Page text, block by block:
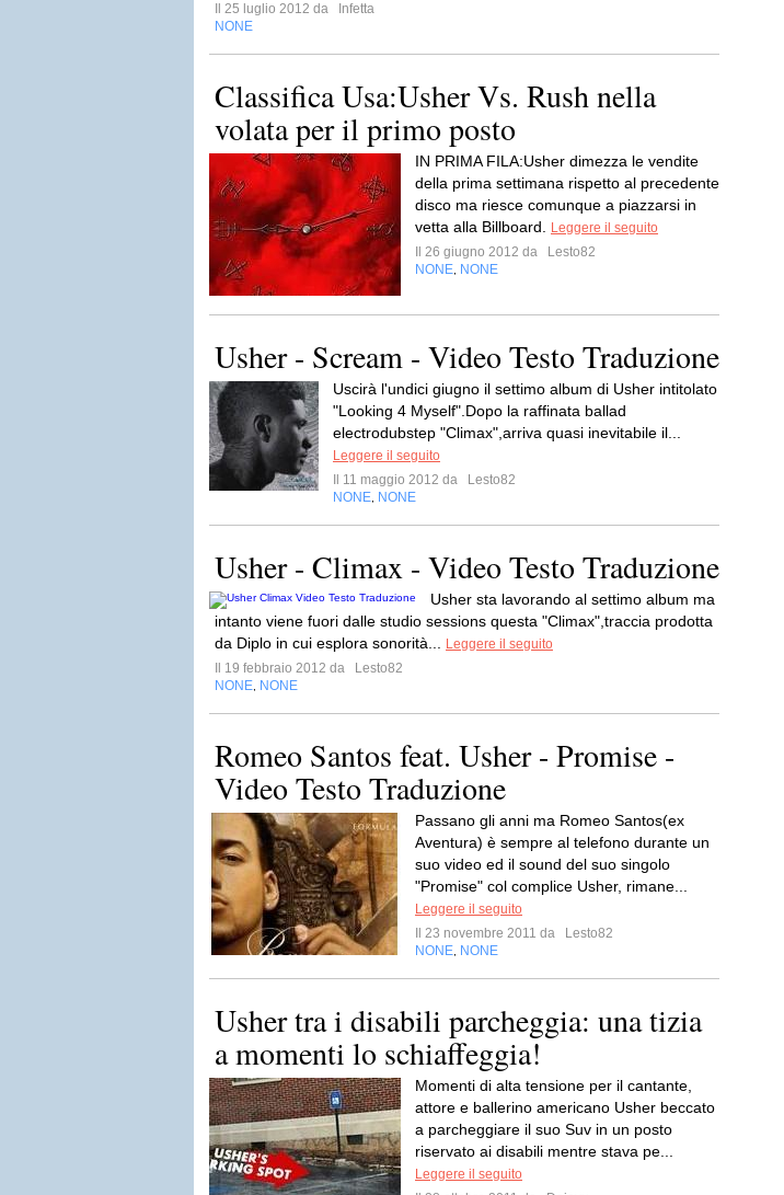
Il 25 luglio 2012 da
Infetta
NONE
Classifica Usa:Usher Vs. Rush nella
volata per il primo posto
IN PRIMA FILA:Usher dimezza le vendite
della prima settimana rispetto al precedente
disco ma riesce comunque a piazzarsi in
vetta alla Billboard.
Leggere il seguito
Il 26 giugno 2012 da
Lesto82
NONE NONE
Usher - Scream - Video Testo Traduzione
Uscirà l'undici giugno il settimo album di Usher intitolato
"Looking 4 Myself".Dopo la raffinata ballad
electrodubstep "Climax",arriva quasi inevitabile il...
Leggere il seguito
Il 11 maggio 2012 da
Lesto82
NONE NONE
Usher - Climax - Video Testo Traduzione
Usher sta lavorando al settimo album ma
intanto viene fuori dalle studio sessions questa "Climax",traccia prodotta
da Diplo in cui esplora sonorità...
Leggere il seguito
Il 19 febbraio 2012 da
Lesto82
NONE NONE
Romeo Santos feat. Usher - Promise -
Video Testo Traduzione
Passano gli anni ma Romeo Santos(ex
Aventura) è sempre al telefono durante un
suo video ed il sound del suo singolo
"Promise" col complice Usher, rimane...
Leggere il seguito
Il 23 novembre 2011 da
Lesto82
NONE NONE
Usher tra i disabili parcheggia: una tizia
a momenti lo schiaffeggia!
Momenti di alta tensione per il cantante,
attore e ballerino americano Usher beccato
a parcheggiare il suo Suv in un posto
riservato ai disabili mentre stava pe...
Leggere il seguito